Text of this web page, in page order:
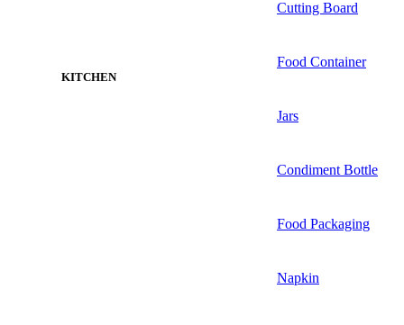
KITCHEN
Cutting Board
Food Container
Jars
Condiment Bottle
Food Packaging
Napkin